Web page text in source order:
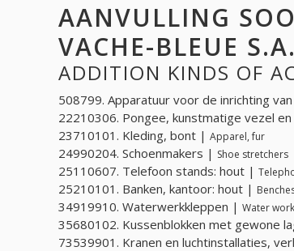
AANVULLING
VACHE-BLEUE S.A.
ADDITION KINDS OF
508799. Apparatuur voor de inrichting
22210306. Pongee, kunstmatige vezel
23710101. Kleding, bont | Apparel, fur
24990204. Schoenmakers | Shoe stretchers
25110607. Telefoon stands: hout |
25210101. Banken, kantoor: hout |
34919910. Waterwerkkleppen | Water
35680102. Kussenblokken met gewone
73539901. Kranen en luchtinstallaties,